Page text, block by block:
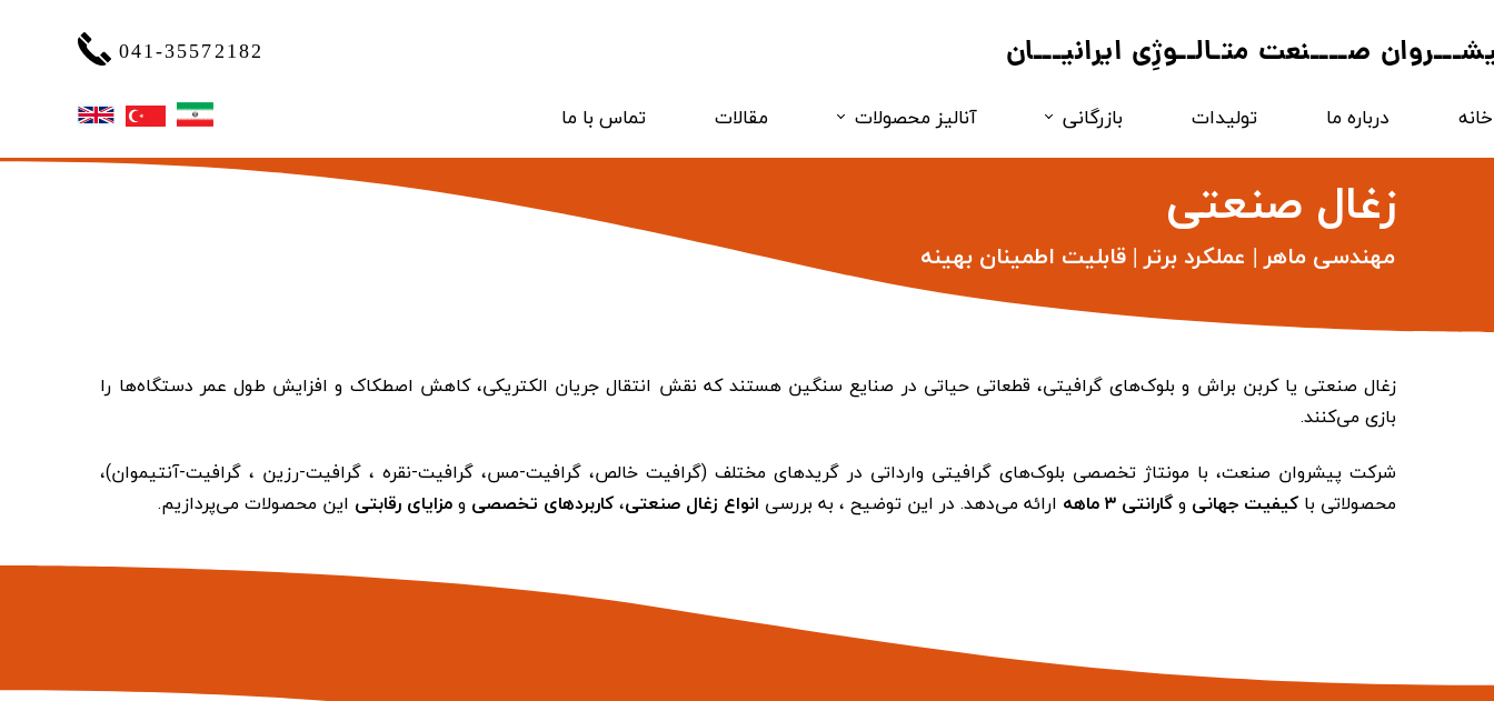
خانه درباره ما تولیدات
بازرگانی
آنالیز محصولات
مواد کربنی
مقالات تماس با ما
صــــنعت متـالــوژِی ایرانیـــان 041-35572182
زغال صنعتی یا کربن براش و بلوک‌های گرافیتی، قطعاتی حیاتی در صنایع سنگین هستند که نقش انتقال جریان الکتریکی، کاهش اصطکاک و افزایش طول عمر دستگاه‌ها را
بازی می‌کنند.
شرکت پیشروان صنعت، با مونتاژ تخصصی بلوک‌های گرافیتی وارداتی در گریدهای مختلف (گرافیت خالص، گرافیت-مس، گرافیت-نقره ، گرافیت-رزین ، گرافیت-آنتیموان)،
محصولاتی با کیفیت جهانی وگارانتی ۳ ماهه ارائه می‌دهد. در این توضیح ، به بررسی انواع زغال صنعتی،کاربردهای تخصصی ومزایای رقابتی این محصولات می‌پردازیم.
زغال صنعتی
مهندسی ماهر | عملکرد برتر | قابلیت اطمینان بهینه